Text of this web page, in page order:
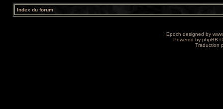
Index du forum
Epoch designed by
Powered by phpBB
Traduction